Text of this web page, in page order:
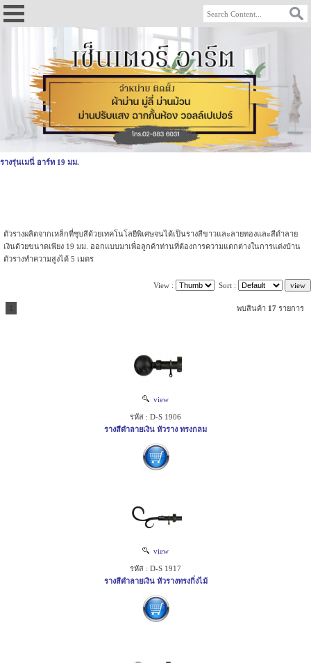
รางรุ่นเมนี่ อาร์ท 19 มม.
ตัวรางผลิตจากเหล็กที่ชุบสีด้วยเทคโนโลยีพิเศษจนได้เป็นรางสีขาวและลายทองและสีดำลาย
เงินด้วยขนาดเพียง 19 มม. ออกแบบมาเพื่อลูกค้าท่านที่ต้องการความแตกต่างในการแต่งบ้าน
ตัวรางทำความสูงได้ 5 เมตร
View : Sort :
พบสินค้า 17 รายการ
view
รหัส : D-S 1906
รางสีดำลายเงิน หัวราง ทรงกลม
view
รหัส : D-S 1917
รางสีดำลายเงิน หัวรางทรงกิ่งไม้